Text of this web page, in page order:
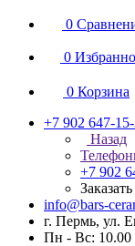
0
0
0 Корзина
+7 902 647-
Назад
+7 902
info@bars-
г. Пермь, ул.
Пн - Вс: 10.00